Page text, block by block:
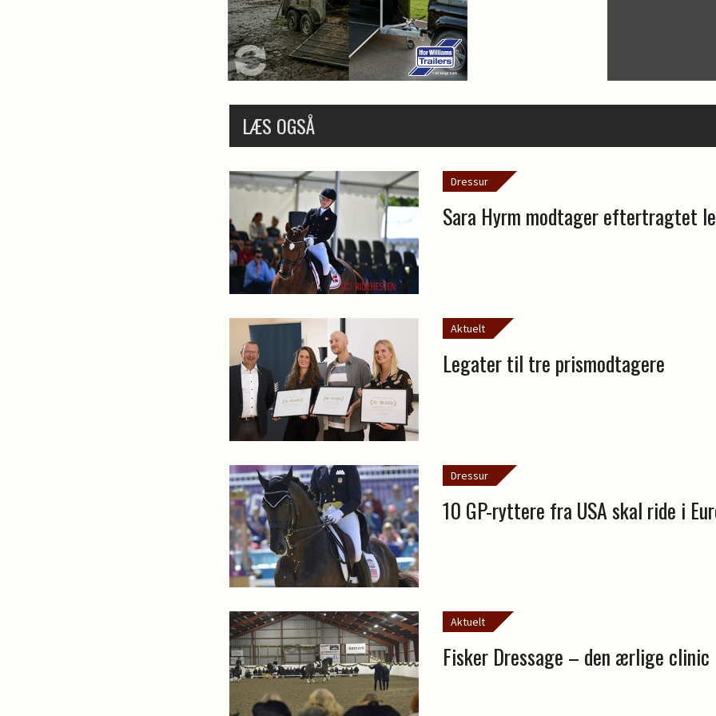
LÆS OGSÅ
Dressur
Sara Hyrm modtager eftertragtet
Aktuelt
Legater til tre prismodtagere
Dressur
10 GP-ryttere fra USA skal ride i
Aktuelt
Fisker Dressage – den ærlige clinic